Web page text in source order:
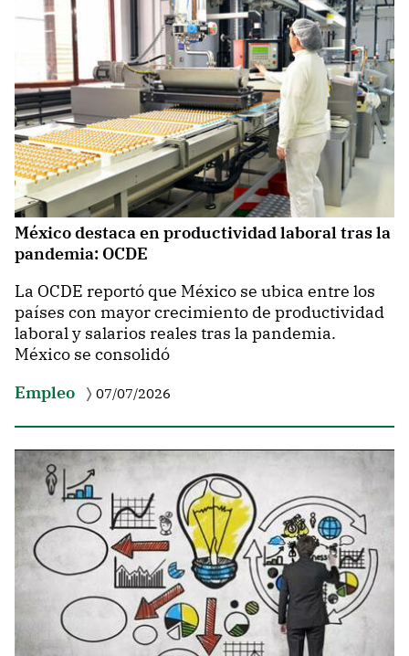
México destaca en productividad laboral tras la
pandemia: OCDE
La OCDE reportó que México se ubica entre los
países con mayor crecimiento de productividad
laboral y salarios reales tras la pandemia.
México se consolidó
Empleo
07/07/2026